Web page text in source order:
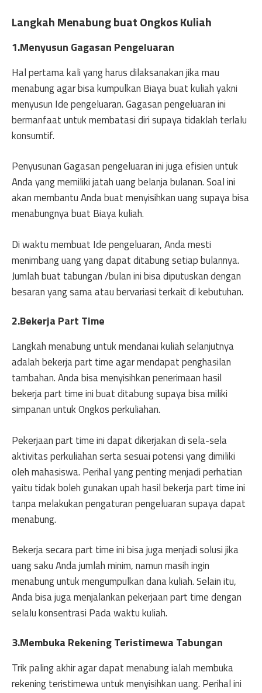
Langkah Menabung buat Ongkos Kuliah
1.Menyusun Gagasan Pengeluaran
Hal pertama kali yang harus dilaksanakan jika mau
menabung agar bisa kumpulkan Biaya buat kuliah yakni
menyusun Ide pengeluaran. Gagasan pengeluaran ini
bermanfaat untuk membatasi diri supaya tidaklah terlalu
konsumtif.
Penyusunan Gagasan pengeluaran ini juga efisien untuk
Anda yang memiliki jatah uang belanja bulanan. Soal ini
akan membantu Anda buat menyisihkan uang supaya bisa
menabungnya buat Biaya kuliah.
Di waktu membuat Ide pengeluaran, Anda mesti
menimbang uang yang dapat ditabung setiap bulannya.
Jumlah buat tabungan /bulan ini bisa diputuskan dengan
besaran yang sama atau bervariasi terkait di kebutuhan.
2.Bekerja Part Time
Langkah menabung untuk mendanai kuliah selanjutnya
adalah bekerja part time agar mendapat penghasilan
tambahan. Anda bisa menyisihkan penerimaan hasil
bekerja part time ini buat ditabung supaya bisa miliki
simpanan untuk Ongkos perkuliahan.
Pekerjaan part time ini dapat dikerjakan di sela-sela
aktivitas perkuliahan serta sesuai potensi yang dimiliki
oleh mahasiswa. Perihal yang penting menjadi perhatian
yaitu tidak boleh gunakan upah hasil bekerja part time ini
tanpa melakukan pengaturan pengeluaran supaya dapat
menabung.
Bekerja secara part time ini bisa juga menjadi solusi jika
uang saku Anda jumlah minim, namun masih ingin
menabung untuk mengumpulkan dana kuliah. Selain itu,
Anda bisa juga menjalankan pekerjaan part time dengan
selalu konsentrasi Pada waktu kuliah.
3.Membuka Rekening Teristimewa Tabungan
Trik paling akhir agar dapat menabung ialah membuka
rekening teristimewa untuk menyisihkan uang. Perihal ini